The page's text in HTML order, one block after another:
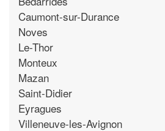
Caumont-sur-Durance
Noves
Le-Thor
Monteux
Mazan
Saint-Didier
Eyragues
Villeneuve-les-Avignon